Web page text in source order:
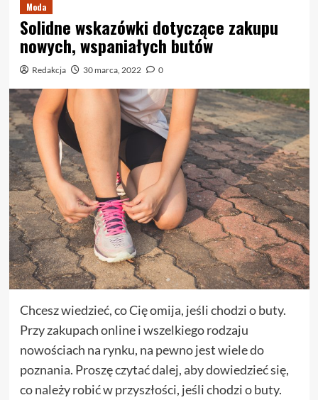
Moda
Solidne wskazówki dotyczące zakupu
nowych, wspaniałych butów
Redakcja 30 marca, 2022 0
Chcesz wiedzieć, co Cię omija, jeśli chodzi o buty.
Przy zakupach online i wszelkiego rodzaju
nowościach na rynku, na pewno jest wiele do
poznania. Proszę czytać dalej, aby dowiedzieć się,
co należy robić w przyszłości, jeśli chodzi o buty.